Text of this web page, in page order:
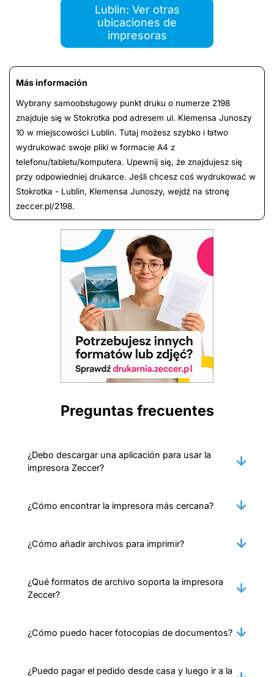
Lublin: Ver otras
ubicaciones de
impresoras
Más información
Wybrany samoobsługowy punkt druku o numerze 2198
znajduje się w Stokrotka pod adresem ul. Klemensa Junoszy
10 w miejscowości Lublin. Tutaj możesz szybko i łatwo
wydrukować swoje pliki w formacie A4 z
telefonu/tabletu/komputera. Upewnij się, że znajdujesz się
przy odpowiedniej drukarce. Jeśli chcesz coś wydrukować w
Stokrotka - Lublin, Klemensa Junoszy, wejdź na stronę
zeccer.pl/2198.
Preguntas frecuentes
¿Debo descargar una aplicación para usar la
impresora Zeccer?
¿Cómo encontrar la impresora más cercana?
¿Cómo añadir archivos para imprimir?
¿Qué formatos de archivo soporta la impresora
Zeccer?
¿Cómo puedo hacer fotocopias de documentos?
¿Puedo pagar el pedido desde casa y luego ir a la